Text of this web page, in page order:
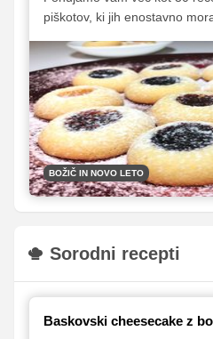
piškotov, ki jih enostavno
zbirko pa smo vključili tudi
morda še ne poznate. Za
dobrih receptov, zato vam
pregledate celoten seznam,
s katerimi boste za letošnje
domače, prijatelje in znance.
BOŽIČ IN NOVO LETO
Sorodni recepti
Baskovski cheesecake z